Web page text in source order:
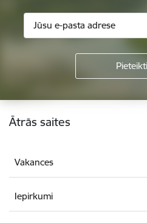
Kājene
Ātrās saites
Vakances
Iepirkumi